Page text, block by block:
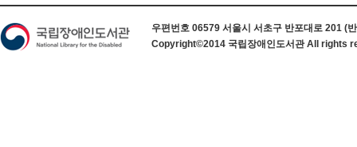
우편번호 06579 서울시 서초구 반포대로 201 (
Copyright©2014 국립장애인도서관 All rights